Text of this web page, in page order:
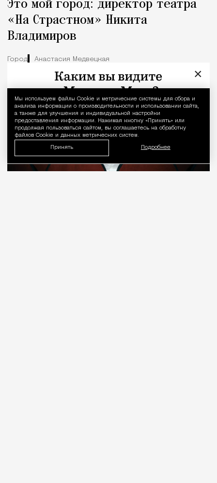
Уведомление
Мы используем файлы Сookie и метрические системы для сбора и
анализа информации о производительности и использовании сайта,
а также для улучшения и индивидуальной настройки
предоставления информации. Нажимая кнопку «Принять» или
продолжая пользоваться сайтом, вы соглашаетесь на обработку
файлов Cookie и данных метрических систем.
Принять Подробнее
Это мой город: директор театра
«На Страстном» Никита
Владимиров
Город Анастасия Медвецкая
×